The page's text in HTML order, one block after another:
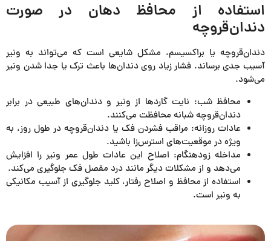
استفاده از محافظ دهان در صورت
دندان‌قروچه
دندان‌قروچه یا براکسیسم، مشکل شایعی است که می‌تواند به ونیر
آسیب جدی برساند. فشار زیاد روی دندان‌ها باعث ترک یا جدا شدن ونیر
می‌شود.
محافظ شب: نایت گاردها از ونیر و دندان‌های طبیعی در برابر
دندان‌قروچه شبانه محافظت می‌کنند.
عادات روزانه: مراقب فشردن فک یا دندان‌قروچه در طول روز، به
ویژه در موقعیت‌های استرس‌زا باشید.
مداخله زودهنگام: اصلاح این عادات طول عمر ونیر را افزایش
می‌دهد و از مشکلات دیگر مانند درد مفصل فک جلوگیری می‌کند.
استفاده از محافظ و اصلاح رفتار، کلید جلوگیری از آسیب مکانیکی
به ونیر است.